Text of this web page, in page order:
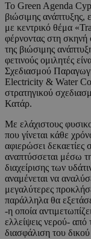
Το Green Agenda
βιώσιμης ανάπτυξης,
με κεντρικό θέμα
φέρνοντας στη σκηνή
της βιώσιμης
φετινούς ομιλητές
Σχεδιασμού
Electricity & Water
στρατηγικού
Κατάρ.
Με ελάχιστους
που γίνεται κάθε
αφιερώσει δεκαετίες
αναπτύσσεται μέσω
διαχείρισης των
αναμένεται να
μεγαλύτερες
παράλληλα θα
-η οποία
ελλείψεις νερού-
διασφάλιση του